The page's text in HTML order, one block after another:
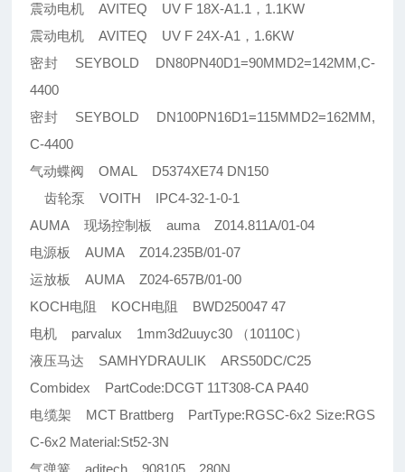
震动电机 AVITEQ UV F 18X-A1.1，1.1KW
震动电机 AVITEQ UV F 24X-A1，1.6KW
密封 SEYBOLD DN80PN40D1=90MMD2=142MM,C-
4400
密封 SEYBOLD DN100PN16D1=115MMD2=162MM,
C-4400
气动蝶阀 OMAL D5374XE74 DN150
齿轮泵 VOITH IPC4-32-1-0-1
AUMA 现场控制板 auma Z014.811A/01-04
电源板 AUMA Z014.235B/01-07
运放板 AUMA Z024-657B/01-00
KOCH电阻 KOCH电阻 BWD250047 47
电机 parvalux 1mm3d2uuyc30 （10110C）
液压马达 SAMHYDRAULIK ARS50DC/C25
Combidex PartCode:DCGT 11T308-CA PA40
电缆架 MCT Brattberg PartType:RGSC-6x2 Size:RGS
C-6x2 Material:St52-3N